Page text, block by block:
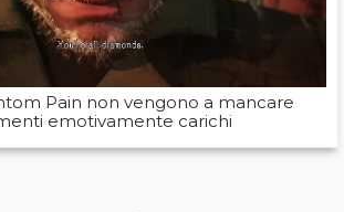
Pain non vengono a mancare
emotivamente carichi